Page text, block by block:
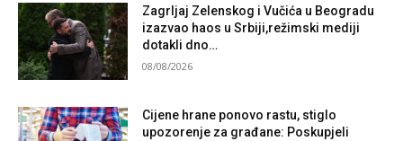
Zagrljaj Zelenskog i Vučića u Beogradu
izazvao haos u Srbiji,režimski mediji
dotakli dno…
08/08/2026
Cijene hrane ponovo rastu, stiglo
upozorenje za građane: Poskupjeli